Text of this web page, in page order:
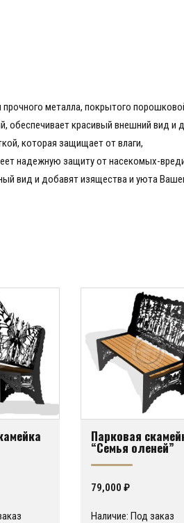
металла, покрытого
обеспечивает красивый внешний вид и
которая защищает от влаги,
надежную защиту от насекомых-
вид и добавят изящества и уюта
Парковая
“Семья оленей”
79,000 ₽
Наличие: Под заказ